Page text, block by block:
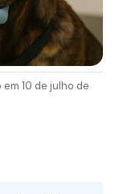
em 10 de julho de